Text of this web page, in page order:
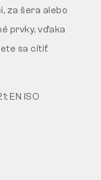
za šera alebo
prvky, vďaka
sa cítiť
EN ISO